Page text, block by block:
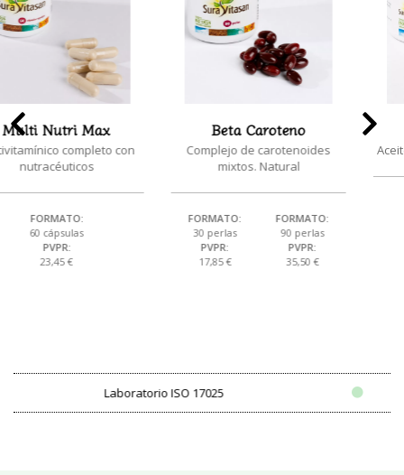
Beta Caroteno
Complejo de carotenoides
mixtos. Natural
FORMATO:
30 perlas
PVPR:
17,85 €
FORMATO:
Omega 7+
Aceite de espino amarillo y
30 perlas
PVPR:
40,30 €
Identidad